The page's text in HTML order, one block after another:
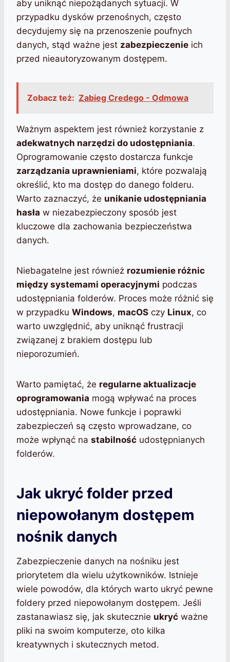
aby uniknąć niepożądanych sytuacji. W
przypadku dysków przenośnych, często
decydujemy się na przenoszenie poufnych
danych, stąd ważne jest zabezpieczenie ich
przed nieautoryzowanym dostępem.
Zobacz też: Zabieg Credego - Odmowa
Ważnym aspektem jest również korzystanie z
adekwatnych narzędzi do udostępniania.
Oprogramowanie często dostarcza funkcje
zarządzania uprawnieniami, które pozwalają
określić, kto ma dostęp do danego folderu.
Warto zaznaczyć, że unikanie udostępniania
hasła w niezabezpieczony sposób jest
kluczowe dla zachowania bezpieczeństwa
danych.
Niebagatelne jest również rozumienie różnic
między systemami operacyjnymi podczas
udostępniania folderów. Proces może różnić się
w przypadku Windows, macOS czy Linux, co
warto uwzględnić, aby uniknąć frustracji
związanej z brakiem dostępu lub
nieporozumień.
Warto pamiętać, że regularne aktualizacje
oprogramowania mogą wpływać na proces
udostępniania. Nowe funkcje i poprawki
zabezpieczeń są często wprowadzane, co
może wpłynąć na stabilność udostępnianych
folderów.
Jak ukryć folder przed
niepowołanym dostępem
nośnik danych
Zabezpieczenie danych na nośniku jest
priorytetem dla wielu użytkowników. Istnieje
wiele powodów, dla których warto ukryć pewne
foldery przed niepowołanym dostępem. Jeśli
zastanawiasz się, jak skutecznie ukryć ważne
pliki na swoim komputerze, oto kilka
kreatywnych i skutecznych metod.